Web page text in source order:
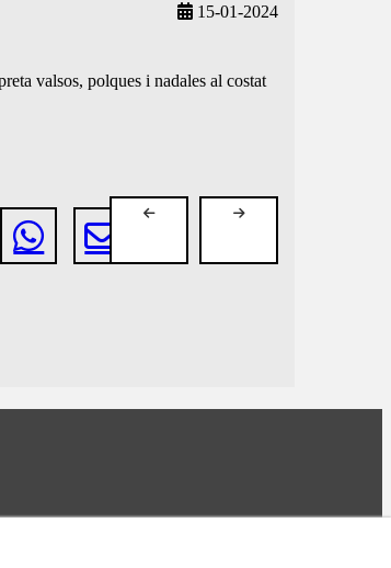
15-01-2024
valsos, polques i nadales al costat